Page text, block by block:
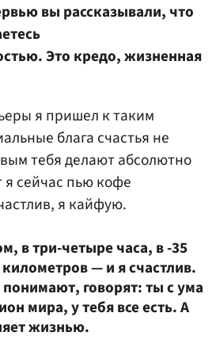
вы рассказывали, что
Это кредо, жизненная
я пришел к таким
блага счастья не
тебя делают абсолютно
сейчас пью кофе
я кайфую.
в три-четыре часа, в -35
километров — и я счастлив.
говорят: ты с ума
мира, у тебя все есть. А
жизнью.